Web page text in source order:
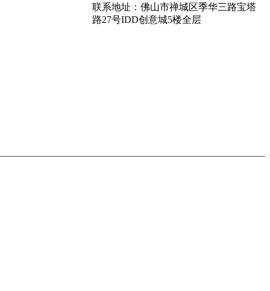
联系地址：佛山市禅城区季华三路宝塔
路27号IDD创意城5楼全层